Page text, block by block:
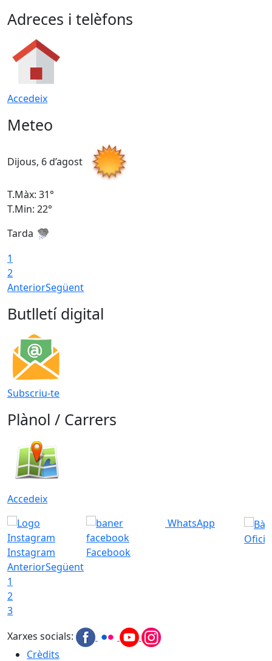
Adreces i telèfons
Accedeix
Meteo
Dijous, 6 d’agost
T.Màx: 31°
T.Min: 22°
Tarda
1
2
AnteriorSegüent
Butlletí digital
Subscriu-te
Plànol / Carrers
Accedeix
Instagram Facebook
WhatsApp
AnteriorSegüent
1
2
3
Xarxes socials:
Crèdits